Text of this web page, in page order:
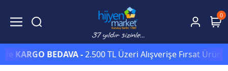
0
KARGO BEDAVA -2.500 TL Üzeri Alışverişe Fırsat